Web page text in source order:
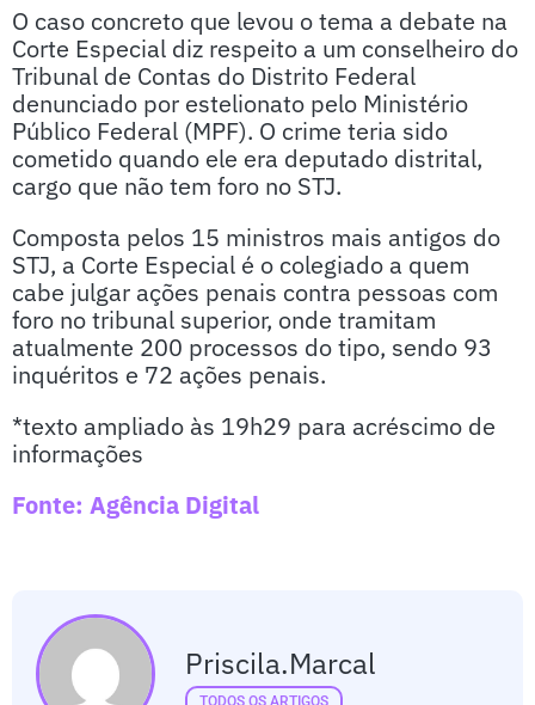
O caso concreto que levou o tema a debate na
Corte Especial diz respeito a um conselheiro do
Tribunal de Contas do Distrito Federal
denunciado por estelionato pelo Ministério
Público Federal (MPF). O crime teria sido
cometido quando ele era deputado distrital,
cargo que não tem foro no STJ.
Composta pelos 15 ministros mais antigos do
STJ, a Corte Especial é o colegiado a quem
cabe julgar ações penais contra pessoas com
foro no tribunal superior, onde tramitam
atualmente 200 processos do tipo, sendo 93
inquéritos e 72 ações penais.
*texto ampliado às 19h29 para acréscimo de
informações
Fonte: Agência Digital
Priscila.marcal
TODOS OS ARTIGOS